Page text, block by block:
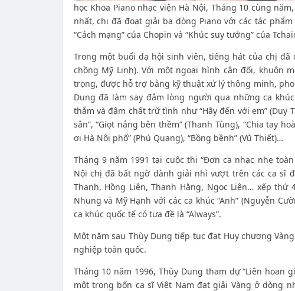
học Khoa Piano nhạc viện Hà Nội, Tháng 10 cùng
nhất, chị đã đoạt giải ba dòng Piano với các tác phẩm
“Cách mạng” của Chopin và “Khúc suy tưởng” của
Trong một buổi dạ hội sinh viên, tiếng hát của chị
chồng Mỹ Linh). Với một ngoại hình cân đối, khuôn
trọng, được hỗ trợ bằng kỹ thuật xử lý thông minh,
Dung đã làm say đắm lòng người qua những ca
thắm và đậm chất trữ tình như “Hãy đến với em” (Duy
sân”, “Giọt nắng bên thềm” (Thanh Tùng), “Chia tay
ơi Hà Nội phố” (Phú Quang), “Bồng bềnh” (Vũ Thiết)…
Tháng 9 năm 1991 tại cuộc thi “Đơn ca nhạc nhẹ
Nội chị đã bất ngờ dành giải nhì vượt trên các ca sĩ
Thanh, Hồng Liên, Thanh Hằng, Ngọc Liên… xếp
Nhung và Mỹ Hạnh với các ca khúc “Anh” (Nguyễn
ca khúc quốc tế có tựa đề là “Always”.
Một năm sau Thùy Dung tiếp tục đạt Huy chương
nghiệp toàn quốc.
Tháng 10 năm 1996, Thùy Dung tham dự “Liên hoan
một trong bốn ca sĩ Việt Nam đạt giải Vàng ở dòng